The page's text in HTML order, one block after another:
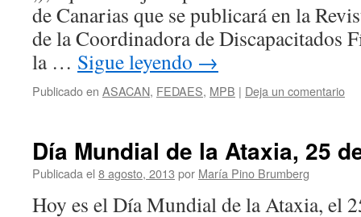
de Canarias que se publicará en la
de la Coordinadora de Discapacitados
la … Sigue leyendo →
Publicado en ASACAN, FEDAES, MPB | Deja un comentario
Día Mundial de la Ataxia, 25
Publicada el 8 agosto, 2013 por María Pino Brumberg
Hoy es el Día Mundial de la Ataxia, el